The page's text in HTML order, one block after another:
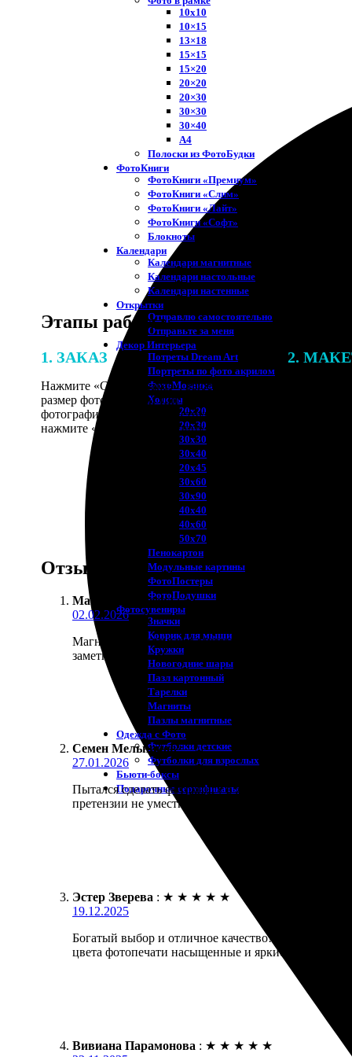
10х10
10×15
13×18
15×15
15×20
20×20
20×30
30×30
30×40
A4
Полоски из ФотоБудки
ФотоКниги
ФотоКниги «Премиум»
ФотоКниги «Слим»
ФотоКниги «Лайт»
ФотоКниги «Софт»
Блокноты
Календари
Календари магнитные
Календари настольные
Календари настенные
Открытки
Отправлю самостоятельно
Отправьте за меня
Декор Интерьера
Потреты Dream Art
Портреты по фото акрилом
ФотоМозаика
Холсты
20х20
20х30
30х30
30х40
20х45
30х60
30х90
40х40
40х60
50х70
Пенокартон
Модульные картины
ФотоПостеры
ФотоПодушки
Фотоcувениры
Значки
Коврик для мыши
Кружки
Новогодние шары
Пазл картонный
Тарелки
Магниты
Пазлы магнитные
Одежда с Фото
Футболки детские
Футболки для взрослых
Бьюти-боксы
Подарочные сертификаты
Этапы работы
1. ЗАКАЗ
Нажмите «Сделать заказ», выберите
размер фотографии и тип рамки. Загрузите
фотографии в онлайн-конструктор,
нажмите «Добавить в корзину».
2.
Отзывы
Матрена Фадеева :
02.02.2026
Магнитики маленькие заказала с детскими фото,
заметно.
Семен Мельников :
27.01.2026
Пытался сделать фотокнигу в жесткой обложке, но
претензии не уместны — согласен.
Эстер Зверева : ★ ★ ★ ★ ★
19.12.2025
Богатый выбор и отличное качество! Заказала
цвета фотопечати насыщенные и яркие. Отличный
Вивиана Парамонова : ★ ★ ★ ★ ★